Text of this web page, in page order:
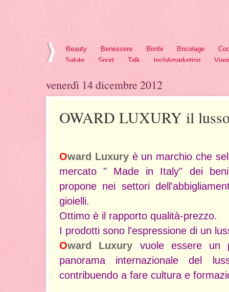
Beauty Benessere Bimbi Bricolage
Salute
Sport Talk tech&marketing
venerdì 14 dicembre 2012
OWARD LUXURY il
Oward Luxuryè un marchio che
mercato " Made in Italy" dei
propone nei settori
gioielli.
Ottimo è il rapporto qualità-prezzo.
I prodotti sono l'espressione di un
Oward Luxury vuole essere un
panorama internazionale del
contribuendo a fare cultura e